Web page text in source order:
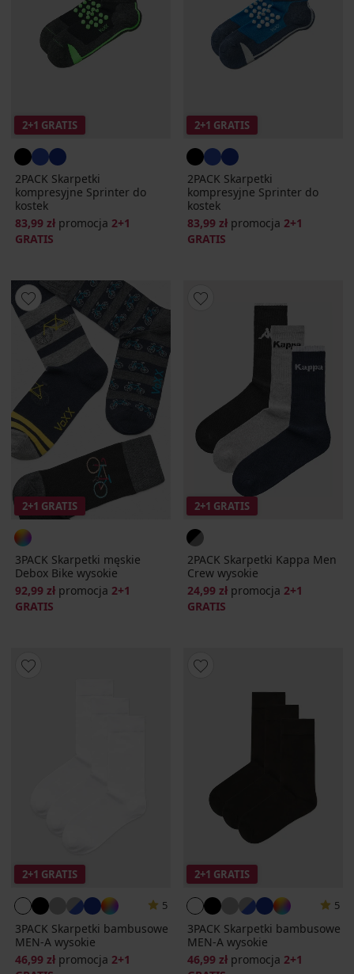
2+1 GRATIS
2PACK Skarpetki
kompresyjne Sprinter do
kostek
83,99 zł promocja 2+1
GRATIS
2+1 GRATIS
2PACK Skarpetki
kompresyjne Sprinter do
kostek
83,99 zł promocja 2+1
GRATIS
2+1 GRATIS
3PACK Skarpetki męskie
Debox Bike wysokie
92,99 zł promocja 2+1
GRATIS
2+1 GRATIS
2PACK Skarpetki Kappa Men
Crew wysokie
24,99 zł promocja 2+1
GRATIS
2+1 GRATIS
5
3PACK Skarpetki bambusowe
MEN-A wysokie
46,99 zł promocja 2+1
2+1 GRATIS
5
3PACK Skarpetki bambusowe
MEN-A wysokie
46,99 zł promocja 2+1